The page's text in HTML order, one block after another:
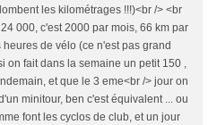
les kilométrages !!!)<br /> <br
000, c'est 2000 par mois, 66 km par
heures de vélo (ce n'est pas grand
on fait dans la semaine un petit 150 ,
et que le 3 eme<br /> jour on
minitour, ben c'est équivalent ... ou
font les cyclos de club, et un jour